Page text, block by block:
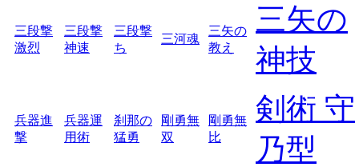
三段撃
激烈
三段撃
神速
三段撃
ち
三河魂
三矢の
教え
三矢の
神技
兵器進
撃
兵器運
用術
刹那の
猛勇
剛勇無
双
剛勇無
比
剣術 守
乃型